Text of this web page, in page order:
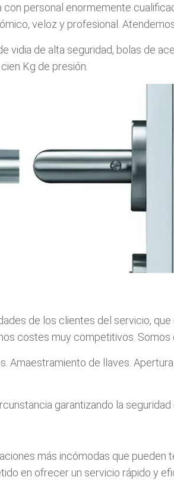
personal enormemente
veloz y profesional.
de alta seguridad, bolas de
Kg de presión.
de los clientes del servicio,
costes muy competitivos. Somos
de llaves.
garantizando la seguridad
más incómodas que
en ofrecer un servicio rápido y